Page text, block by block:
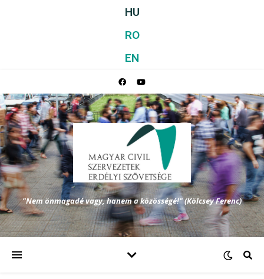
HU
RO
EN
"Nem önmagadé vagy, hanem a közösségé!" (Kölcsey Ferenc)